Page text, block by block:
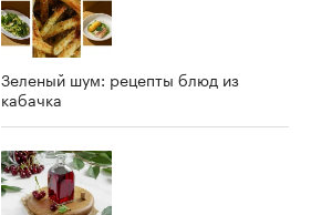
Зеленый шум: рецепты блюд из
кабачка